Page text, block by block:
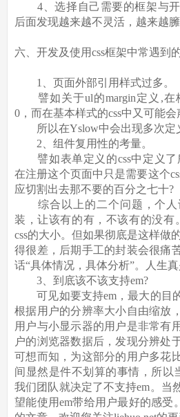
4、选择自己需要的框架与开
后面发现越来越不灵活，越来越
六、开发及使用css框架中常遇到
1、页面外部引用样式过多。
譬如关于ul的margin定义,在
0，而在基本样式的css中又可能会
所以在Yslow中会出现多次定
2、组件复用性的考量。
譬如表单定义的css中定义了
在注册这个页面中只是需要这个
应切割出去那不要的百分之七十?
综合以上的二个问题，个人
装，让该有的有，不该有的没有
css的大小。但如果彻底是这样做
得很差，后期手工的封装会很痛
话“具体情况，具体分析”。人生
3、到底该不该支持em?
可见如要支持em，最大的目
根据用户的分辨率大小自由缩放
用户与小显示器的用户是非常有
户的浏览器数据后，发现分辨处
可想而知，为这部分的用户多花
间显然是件不划算的事情，所以
我们团队就决定了不支持em。当
望能使用em带给用户最好的感受